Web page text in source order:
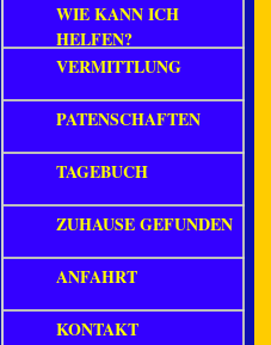
WIE KANN ICH
HELFEN?
VERMITTLUNG
PATENSCHAFTEN
TAGEBUCH
ZUHAUSE GEFUNDEN
ANFAHRT
KONTAKT